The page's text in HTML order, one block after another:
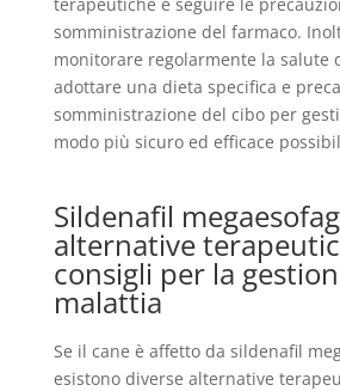
somministrazione del farmaco.
monitorare regolarmente la salute
adottare una dieta specifica e
somministrazione del cibo per
modo più sicuro ed efficace
Sildenafil
alternative
consigli per la
malattia
Se il cane è affetto da sildenafil
esistono diverse alternative